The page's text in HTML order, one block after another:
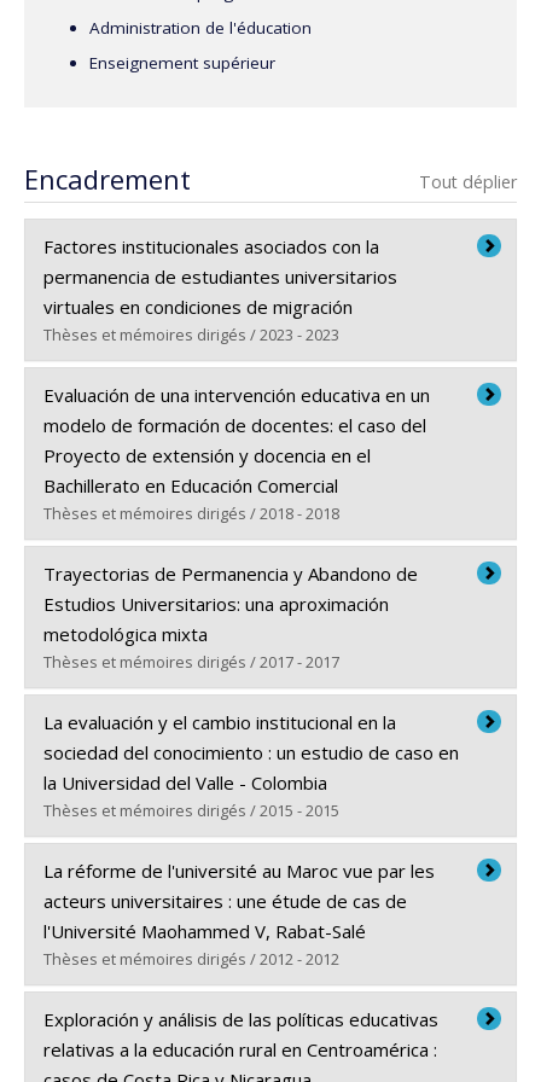
développement et le Fonds des Nations unies pour la lutte
Administration de l'éducation
Enseignement supérieur
Encadrement Tout déplier
Factores institucionales asociados con la
permanencia de estudiantes universitarios
virtuales en condiciones de migración
Thèses et mémoires dirigés / 2023 - 2023
Diplômé(e) :Becerra, Rosa Isela
Cycle :Doctorat
Diplôme obtenu :Ph. D.
Lien vers le document dans Papyrus
Evaluación de una intervención educativa en un
modelo de formación de docentes: el caso del
Proyecto de extensión y docencia en el
Bachillerato en Educación Comercial
Thèses et mémoires dirigés / 2018 - 2018
Diplômé(e) : Sánchez Alvarado, Ingrid
Cycle :Doctorat
Diplôme obtenu :Ph. D.
Lien vers le document dans Papyrus
Trayectorias de Permanencia y Abandono de
Estudios Universitarios: una aproximación
metodológica mixta
Thèses et mémoires dirigés / 2017 - 2017
Diplômé(e) : Fonseca-Grandón, Gonzalo
Cycle :Doctorat
Diplôme obtenu :Ph. D.
Lien vers le document dans Papyrus
La evaluación y el cambio institucional en la
sociedad del conocimiento : un estudio de caso en
la Universidad del Valle - Colombia
Thèses et mémoires dirigés / 2015 - 2015
Diplômé(e) :Rengifo Millán, Maritza
Cycle :Doctorat
Diplôme obtenu :Ph. D.
Lien vers le document dans Papyrus
La réforme de l'université au Maroc vue par les
acteurs universitaires : une étude de cas de
l'Université Maohammed V, Rabat-Salé
Thèses et mémoires dirigés / 2012 - 2012
Diplômé(e) : Gougou, Mohammed
Cycle :Doctorat
Diplôme obtenu :Ph. D.
Exploración y análisis de las políticas educativas
relativas a la educación rural en Centroamérica :